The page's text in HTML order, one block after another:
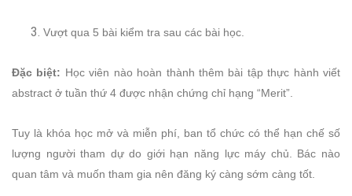
Vượt qua 5 bài kiểm tra sau các bài học.
Đặc biệt: Học viên nào hoàn thành thêm bài tập thực hành viết
abstract ở tuần thứ 4 được nhận chứng chỉ hạng “Merit”.
Tuy là khóa học mở và miễn phí, ban tổ chức có thể hạn chế số
lượng người tham dự do giới hạn năng lực máy chủ. Bác nào
quan tâm và muốn tham gia nên đăng ký càng sớm càng tốt.